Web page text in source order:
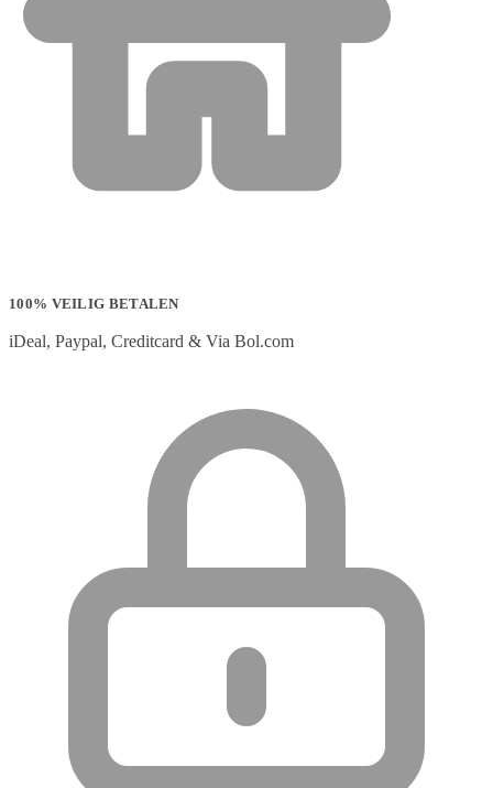
100% VEILIG BETALEN
iDeal, Paypal, Creditcard & Via Bol.com